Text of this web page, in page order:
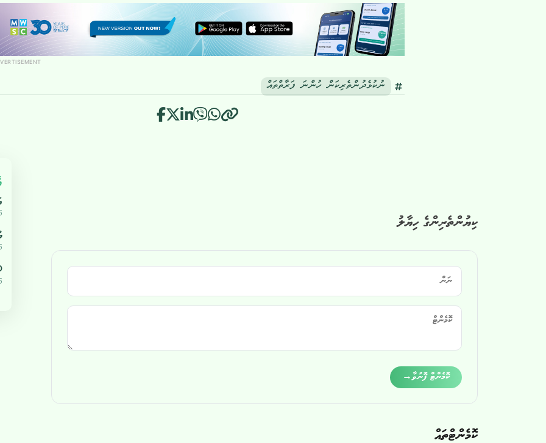
ނުކުޅެދުންތެރިކަން ހުންނަ ފަރާތްތައް
ކިޔުންތެރިންގެ ހިޔާލު
ކޮމެންޓް ފޮނުވާ→
ކޮމެންޓްތައް